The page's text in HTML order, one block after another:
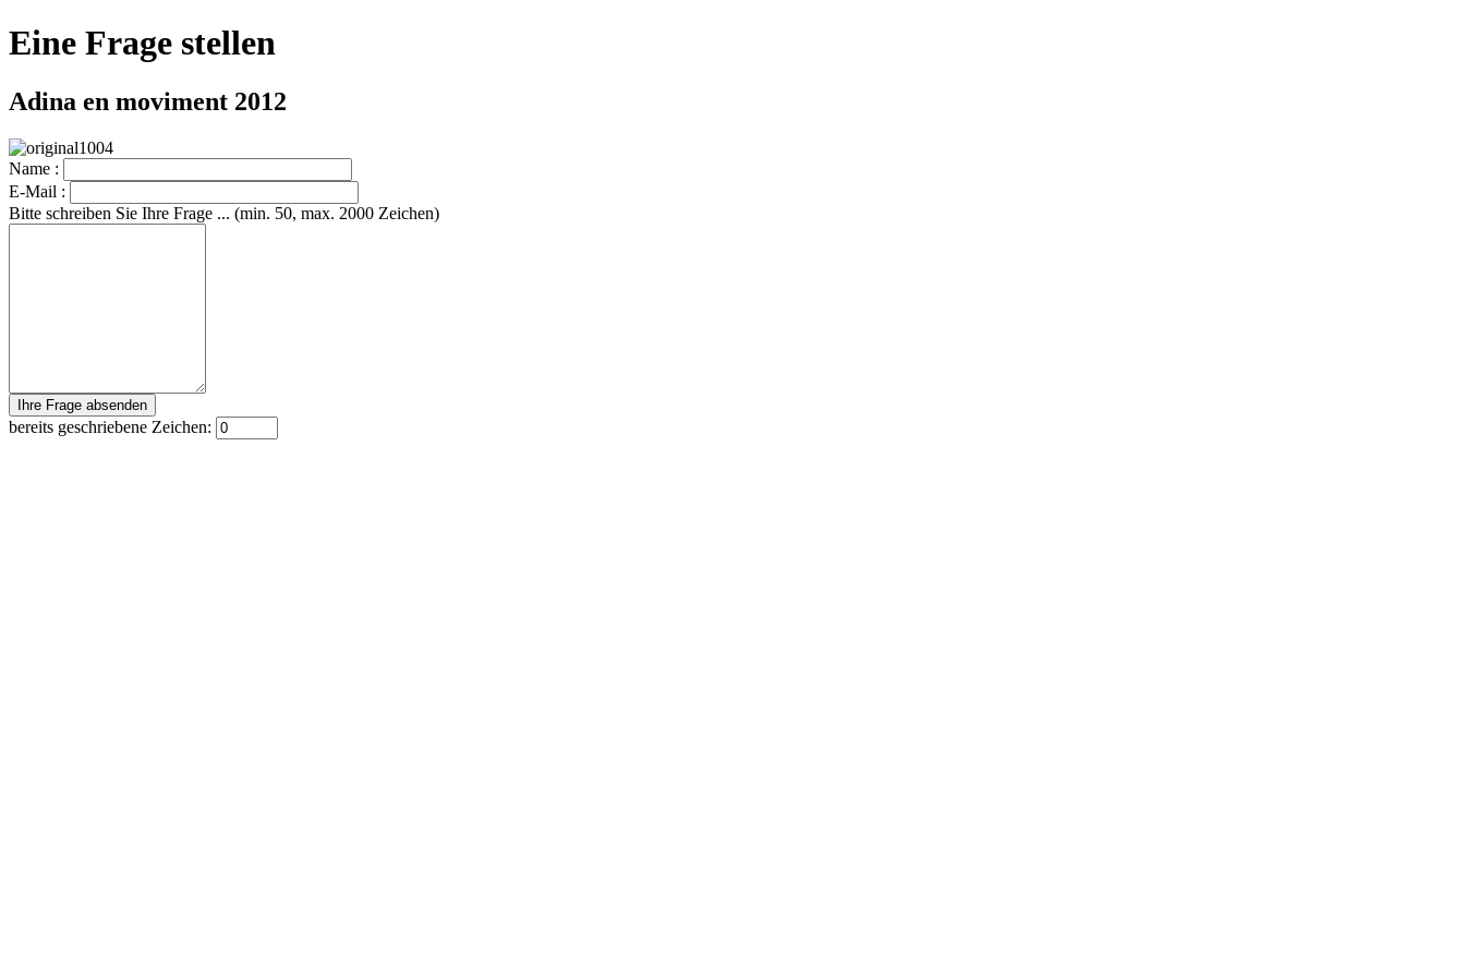
Eine Frage stellen
Adina en moviment 2012
Name :
E-Mail :
Bitte schreiben Sie Ihre Frage ... (min. 50, max. 2000 Zeichen)
bereits geschriebene Zeichen: